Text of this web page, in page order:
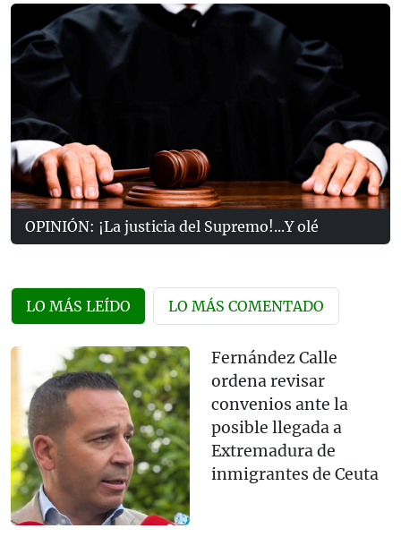
OPINIÓN: ¡La justicia del Supremo!...Y olé
LO MÁS LEÍDO LO MÁS COMENTADO
Fernández Calle
ordena revisar
convenios ante la
posible llegada a
Extremadura de
inmigrantes de Ceuta